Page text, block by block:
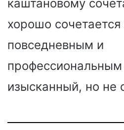
каштановому
хорошо сочетается
повседневным и
изысканный, но не